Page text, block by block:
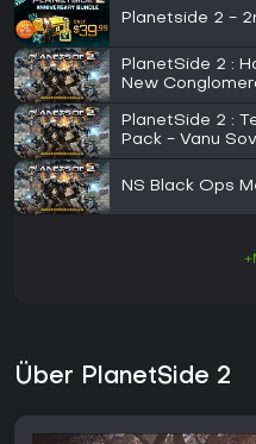
Planetside 2 -
PlanetSide 2 :
New
PlanetSide 2 :
Pack - Vanu
NS Black Ops
Über PlanetSide 2